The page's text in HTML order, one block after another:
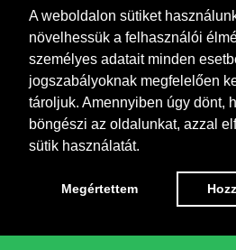
A weboldalon sütiket
növelhessük a felhasználói
személyes adatait minden
jogszabályoknak megfelelően
tároljuk. Amennyiben úgy dönt,
böngészi az oldalunkat, azzal
sütik használatát.
Megértettem
rendezésében